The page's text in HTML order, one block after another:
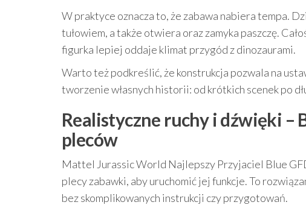
W praktyce oznacza to, że zabawa nabiera tempa.
tułowiem, a także otwiera oraz zamyka paszczę.
figurka lepiej oddaje klimat przygód z dinozaurami.
Warto też podkreślić, że konstrukcja pozwala na
tworzenie własnych historii: od krótkich scenek po
Realistyczne ruchy i dźwięki –
pleców
Mattel Jurassic World Najlepszy Przyjaciel Blue
plecy zabawki, aby uruchomić jej funkcje. To
bez skomplikowanych instrukcji czy przygotowań.